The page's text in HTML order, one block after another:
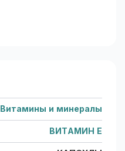
Витамины и минералы
ВИТАМИН Е